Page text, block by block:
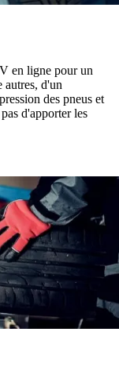
en ligne pour un
autres, d'un
des pneus et
d'apporter les